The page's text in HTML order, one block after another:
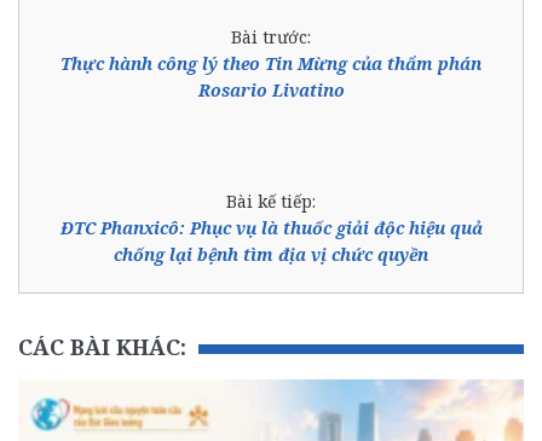
Bài trước:
Thực hành công lý theo Tin Mừng của thẩm phán
Rosario Livatino
Bài kế tiếp:
ĐTC Phanxicô: Phục vụ là thuốc giải độc hiệu quả
chống lại bệnh tìm địa vị chức quyền
CÁC BÀI KHÁC: